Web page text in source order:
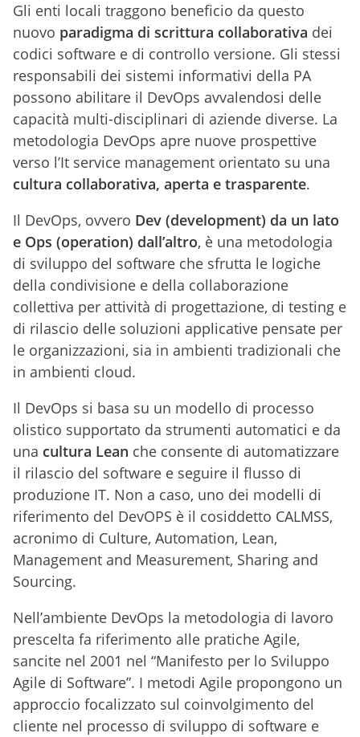
Gli enti locali traggono beneficio da questo
nuovo paradigma di scrittura collaborativa dei
codici software e di controllo versione. Gli stessi
responsabili dei sistemi informativi della PA
possono abilitare il DevOps avvalendosi delle
capacità multi-disciplinari di aziende diverse. La
metodologia DevOps apre nuove prospettive
verso l’It service management orientato su una
cultura collaborativa, aperta e trasparente.
Il DevOps, ovvero Dev (development) da un lato
e Ops (operation) dall’altro, è una metodologia
di sviluppo del software che sfrutta le logiche
della condivisione e della collaborazione
collettiva per attività di progettazione, di testing e
di rilascio delle soluzioni applicative pensate per
le organizzazioni, sia in ambienti tradizionali che
in ambienti cloud.
Il DevOps si basa su un modello di processo
olistico supportato da strumenti automatici e da
una cultura Lean che consente di automatizzare
il rilascio del software e seguire il flusso di
produzione IT. Non a caso, uno dei modelli di
riferimento del DevOPS è il cosiddetto CALMSS,
acronimo di Culture, Automation, Lean,
Management and Measurement, Sharing and
Sourcing.
Nell’ambiente DevOps la metodologia di lavoro
prescelta fa riferimento alle pratiche Agile,
sancite nel 2001 nel “Manifesto per lo Sviluppo
Agile di Software”. I metodi Agile propongono un
approccio focalizzato sul coinvolgimento del
cliente nel processo di sviluppo di software e